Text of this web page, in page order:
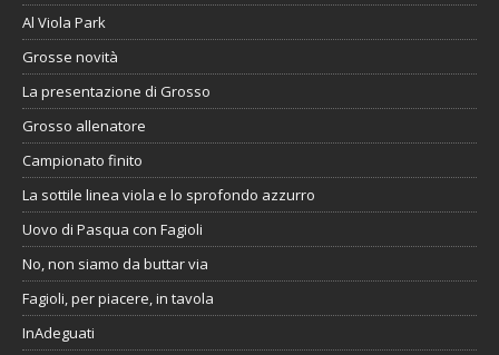
Al Viola Park
Grosse novità
La presentazione di Grosso
Grosso allenatore
Campionato finito
La sottile linea viola e lo sprofondo azzurro
Uovo di Pasqua con Fagioli
No, non siamo da buttar via
Fagioli, per piacere, in tavola
InAdeguati